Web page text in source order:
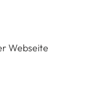
Webseite